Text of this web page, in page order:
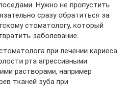
Нужно не пропустить
сразу обратиться за
стоматологу, который
заболевание.
при лечении кариеса
рта агрессивными
растворами, например
тканей зуба при